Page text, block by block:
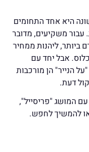
היא אחד התחומים
עבור משקיעים, מדובר
ליהנות ממחיר
אבל יחד עם
הנייר" הן מורכבות
דעת.
המושג "פריסייל",
להמשיך לחפש.